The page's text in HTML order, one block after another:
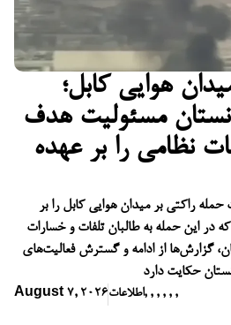
هوایی کابل؛
مسئولیت هدف
نظامی را بر عهده
راکتی بر میدان هوایی کابل را بر
این حمله به طالبان تلفات و خسارات
گزارش‌ها از ادامه و گسترش فعالیت‌های
حکایت دارد
August 7, 2026اطلاعات, , , , , ,